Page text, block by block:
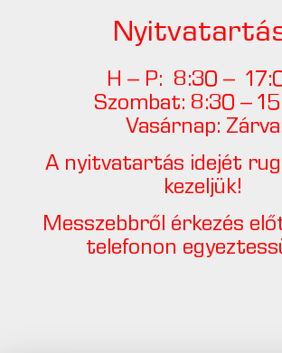
H – P: 8:30 –
Szombat: 8:30 –
Vasárnap: Zárva
A nyitvatartás idejét
kezeljük!
Messzebbről érkezés
telefonon